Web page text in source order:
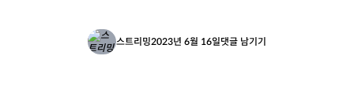
스트리밍2023년 6월 16일댓글 남기기